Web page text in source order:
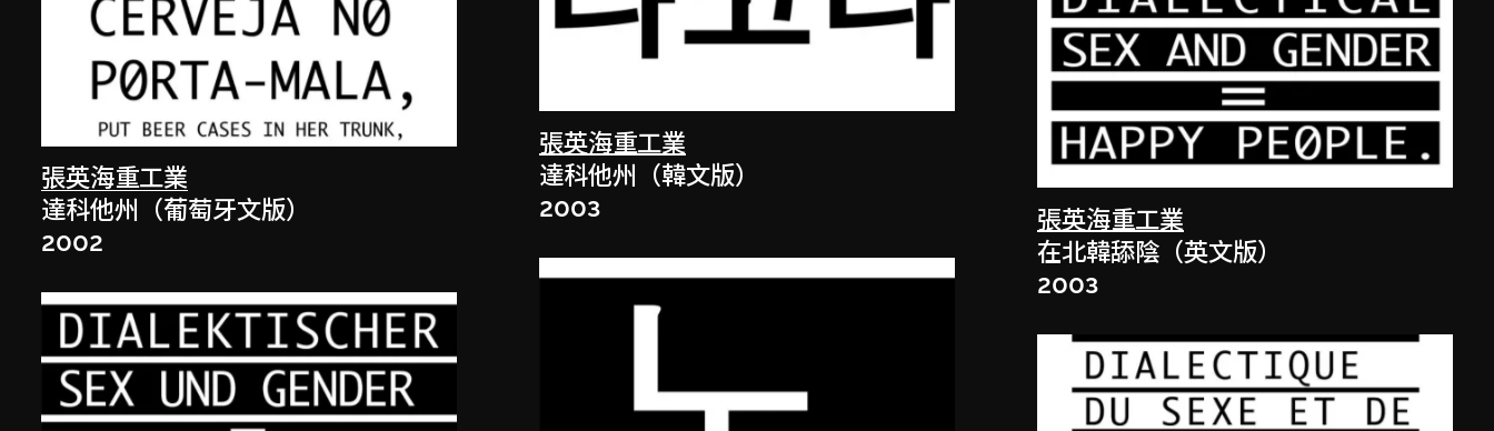
張英海重工業
達科他州（葡萄牙文版）
2002
張英海重工業
達科他州（韓文版）
2003
張英海重工業
在北韓舔陰（英文版）
2003